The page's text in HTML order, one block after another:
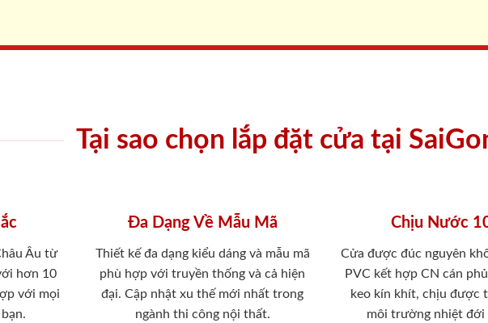
Tại sao chọn lắp đặt cửa tại
Âu từ
hơn 10
với mọi
Đa Dạng Về Mẫu Mã
Thiết kế đa dạng kiểu dáng và mẫu mã
phù hợp với truyền thống và cả hiện
đại. Cập nhật xu thế mới nhất trong
ngành thi công nội thất.
Chịu Nước
Cửa được đúc nguyên
PVC kết hợp CN cán
keo kín khít, chịu được
môi trường nhiệt đới